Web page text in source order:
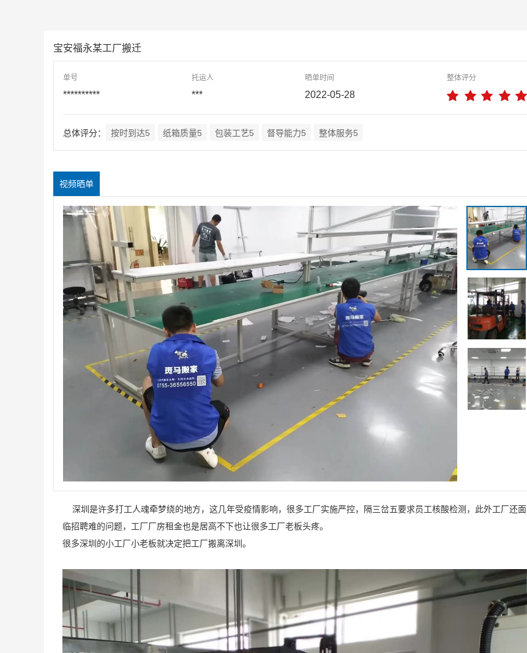
宝安福永某工厂搬迁
单号
**********
托运人
***
晒单时间
2022-05-28
整体评分
总体评分： 按时到达5 纸箱质量5 包装工艺5 督导能力5 整体服务5
视频晒单
深圳是许多打工人魂牵梦绕的地方，这几年受疫情影响，很多工厂实施严控，隔三岔五要求员工核酸检测，此外工厂还面
临招聘难的问题，工厂厂房租金也是居高不下也让很多工厂老板头疼。
很多深圳的小工厂小老板就决定把工厂搬离深圳。
前联系的搬家，客服很快就
师傅很积极，全程都没让我
们帮忙，我们次搬...
龙华某小学搬迁 深圳居民搬家